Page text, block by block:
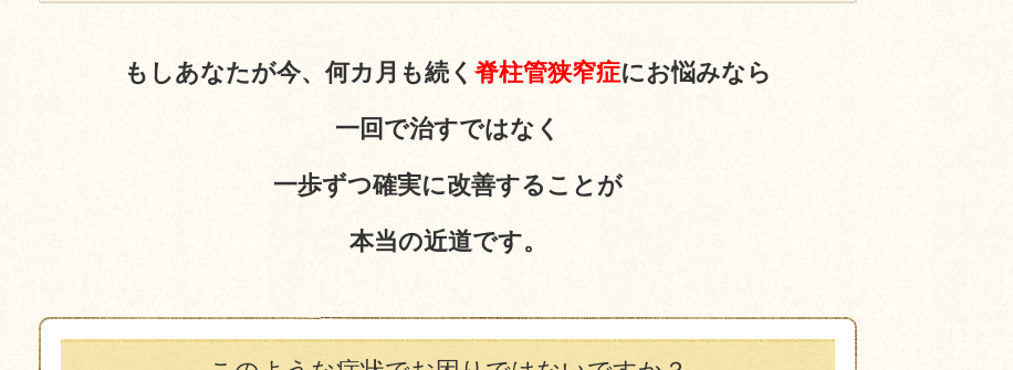
もしあなたが今、何カ月も続く脊柱管狭窄症にお悩みなら
一回で治すではなく
一歩ずつ確実に改善することが
本当の近道です。